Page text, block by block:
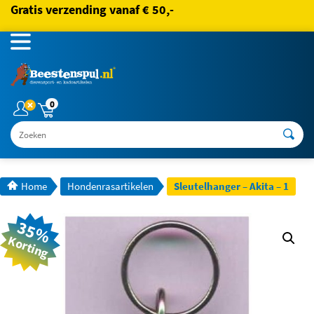
Gratis verzending vanaf € 50,-
0
Zoeken
Home Hondenrasartikelen Sleutelhanger – Akita – 1
35%
Korting